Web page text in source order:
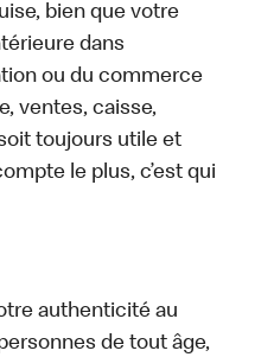
bien que votre
dans
ou du commerce
ventes, caisse,
toujours utile et
le plus, c’est qui
authenticité au
de tout âge,